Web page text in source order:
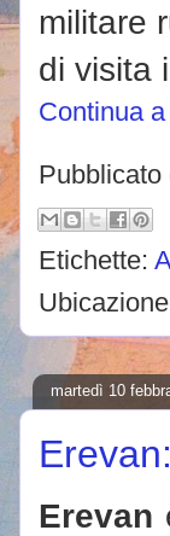
militare
di visita
Continua
Pubblicato
Etichette:
martedì 10
Erevan